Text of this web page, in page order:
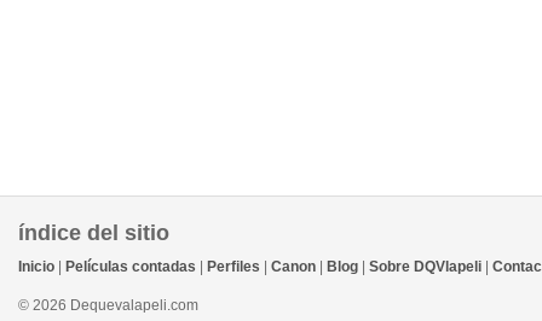
índice del sitio
Inicio Películas contadas Perfiles Canon Blog Sobre DQVlapeli
© 2026 Dequevalapeli.com